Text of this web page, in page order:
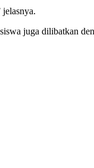
juga dilibatkan